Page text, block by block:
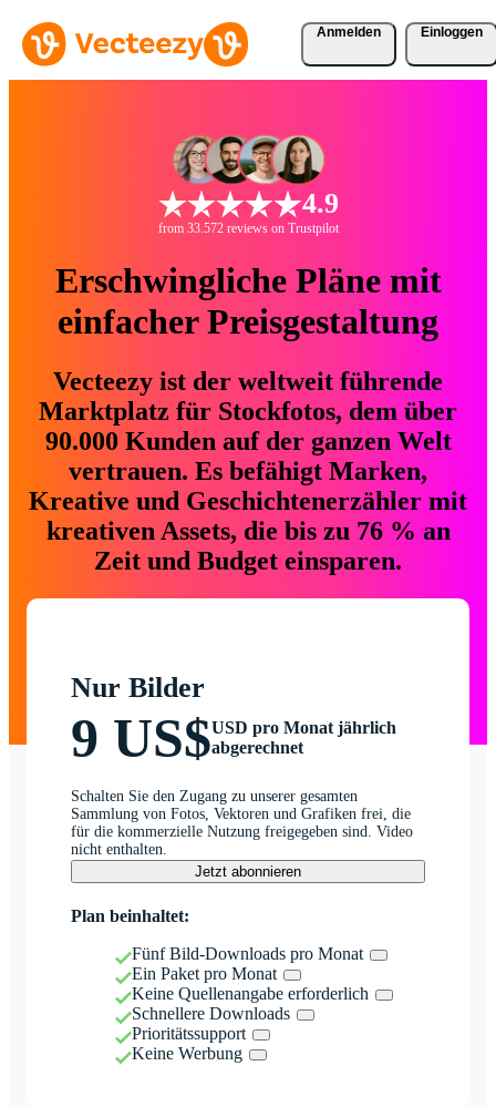
Anmelden Einloggen
4.9
from 33.572 reviews on Trustpilot
Erschwingliche Pläne mit
einfacher Preisgestaltung
Vecteezy ist der weltweit führende
Marktplatz für Stockfotos, dem über
90.000 Kunden auf der ganzen Welt
vertrauen. Es befähigt Marken,
Kreative und Geschichtenerzähler mit
kreativen Assets, die bis zu 76 % an
Zeit und Budget einsparen.
Nur Bilder
9 US$USD pro Monat jährlich
abgerechnet
Schalten Sie den Zugang zu unserer gesamten
Sammlung von Fotos, Vektoren und Grafiken frei, die
für die kommerzielle Nutzung freigegeben sind. Video
nicht enthalten.
Jetzt abonnieren
Plan beinhaltet:
Fünf Bild-Downloads pro Monat
Ein Paket pro Monat
Keine Quellenangabe erforderlich
Schnellere Downloads
Prioritätssupport
Keine Werbung